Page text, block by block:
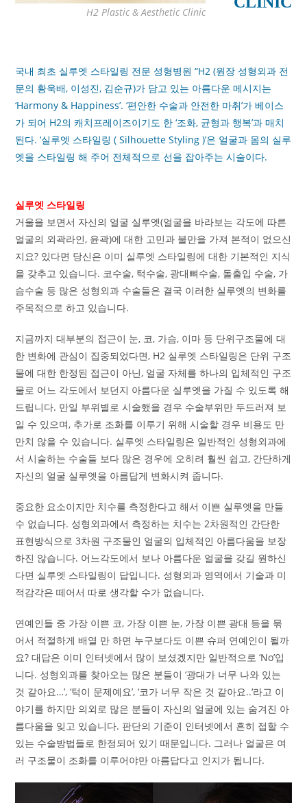
H2 Plastic & Aesthetic Clinic
국내 최초 실루엣 스타일링 전문 성형병원 “H2 (원장 성형외과 전
문의 황욱배, 이성진, 김순규)가 담고 있는 아름다운 메시지는
‘Harmony & Happiness’. ‘편안한 수술과 안전한 마취’가 베이스
가 되어 H2의 캐치프레이즈이기도 한 ‘조화, 균형과 행복’과 매치
된다. ‘실루엣 스타일링 ( Silhouette Styling )’은 얼굴과 몸의 실루
엣을 스타일링 해 주어 전체적으로 선을 잡아주는 시술이다.
실루엣 스타일링
거울을 보면서 자신의 얼굴 실루엣(얼굴을 바라보는 각도에 따른
얼굴의 외곽라인, 윤곽)에 대한 고민과 불만을 가져 본적이 없으신
지요? 있다면 당신은 이미 실루엣 스타일링에 대한 기본적인 지식
을 갖추고 있습니다. 코수술, 턱수술, 광대뼈수술, 돌출입 수술, 가
슴수술 등 많은 성형외과 수술들은 결국 이러한 실루엣의 변화를
주목적으로 하고 있습니다.
지금까지 대부분의 접근이 눈, 코, 가슴, 이마 등 단위구조물에 대
한 변화에 관심이 집중되었다면, H2 실루엣 스타일링은 단위 구조
물에 대한 한정된 접근이 아닌, 얼굴 자체를 하나의 입체적인 구조
물로 어느 각도에서 보던지 아름다운 실루엣을 가질 수 있도록 해
드립니다. 만일 부위별로 시술했을 경우 수술부위만 두드러져 보
일 수 있으며, 추가로 조화를 이루기 위해 시술할 경우 비용도 만
만치 않을 수 있습니다. 실루엣 스타일링은 일반적인 성형외과에
서 시술하는 수술들 보다 많은 경우에 오히려 훨씬 쉽고, 간단하게
자신의 얼굴 실루엣을 아름답게 변화시켜 줍니다.
중요한 요소이지만 치수를 측정한다고 해서 이쁜 실루엣을 만들
수 없습니다. 성형외과에서 측정하는 치수는 2차원적인 간단한
표현방식으로 3차원 구조물인 얼굴의 입체적인 아름다움을 보장
하진 않습니다. 어느각도에서 보나 아름다운 얼굴을 갖길 원하신
다면 실루엣 스타일링이 답입니다. 성형외과 영역에서 기술과 미
적감각은 떼어서 따로 생각할 수가 없습니다.
연예인들 중 가장 이쁜 코, 가장 이쁜 눈, 가장 이쁜 광대 등을 묶
어서 적절하게 배열 만 하면 누구보다도 이쁜 슈퍼 연예인이 될까
요? 대답은 이미 인터넷에서 많이 보셨겠지만 일반적으로 ‘No’입
니다. 성형외과를 찾아오는 많은 분들이 ‘광대가 너무 나와 있는
것 같아요…’, ‘턱이 문제예요’, ‘코가 너무 작은 것 같아요..‘라고 이
야기를 하지만 의외로 많은 분들이 자신의 얼굴에 있는 숨겨진 아
름다움을 잊고 있습니다. 판단의 기준이 인터넷에서 흔히 접할 수
있는 수술방법들로 한정되어 있기 때문입니다. 그러나 얼굴은 여
러 구조물이 조화를 이루어야만 아름답다고 인지가 됩니다.